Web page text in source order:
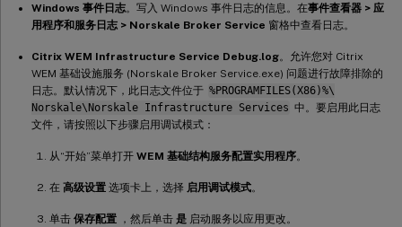
Windows 事件日志。写入 Windows 事件日志的信息。在事件查看器 > 应
用程序和服务日志 > Norskale Broker Service 窗格中查看日志。
Citrix WEM Infrastructure Service Debug.log。允许您对 Citrix
WEM 基础设施服务 (Norskale Broker Service.exe) 问题进行故障排除的
日志。默认情况下，此日志文件位于 %PROGRAMFILES(X86)%\
Norskale\Norskale Infrastructure Services 中。要启用此日志
文件，请按照以下步骤启用调试模式：
从“开始”菜单打开 WEM 基础结构服务配置实用程序。
在 高级设置 选项卡上，选择 启用调试模式。
单击 保存配置 ，然后单击 是 启动服务以应用更改。